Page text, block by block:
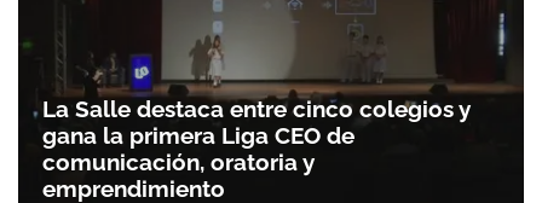
La Salle destaca entre cinco colegios y
gana la primera Liga CEO de
comunicación, oratoria y
emprendimiento